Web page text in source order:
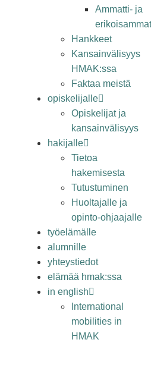
Ammatti- ja
Hankkeet
Kansainvälisyys
HMAK:ssa
Faktaa meistä
opiskelijalle
Opiskelijat ja
kansainvälisyys
hakijalle
Tietoa
hakemisesta
Tutustuminen
Huoltajalle ja
opinto-ohjaajalle
työelämälle
alumnille
yhteystiedot
elämää hmak:ssa
in english
International
mobilities in
HMAK